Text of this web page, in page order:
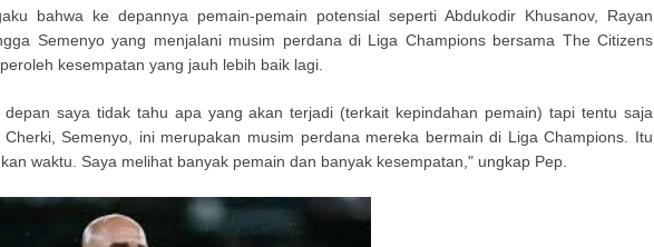
bahwa ke depannya pemain-pemain potensial seperti Abdukodir Khusanov, Rayan
Semenyo yang menjalani musim perdana di Liga Champions bersama The Citizens
kesempatan yang jauh lebih baik lagi.
depan saya tidak tahu apa yang akan terjadi (terkait kepindahan pemain) tapi tentu saja
Cherki, Semenyo, ini merupakan musim perdana mereka bermain di Liga Champions. Itu
waktu. Saya melihat banyak pemain dan banyak kesempatan," ungkap Pep.